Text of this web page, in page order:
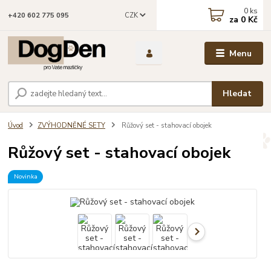
Menu
CZK
Hledat
+420 602 775 095 0 ks
za 0 Kč
Úvod ZVÝHODNĚNÉ SETY Růžový set - stahovací obojek
Růžový set - stahovací obojek
Novinka